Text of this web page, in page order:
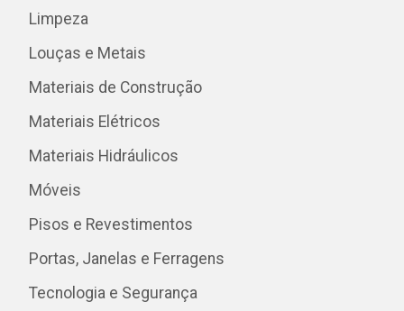
Limpeza
Louças e Metais
Materiais de Construção
Materiais Elétricos
Materiais Hidráulicos
Móveis
Pisos e Revestimentos
Portas, Janelas e Ferragens
Tecnologia e Segurança